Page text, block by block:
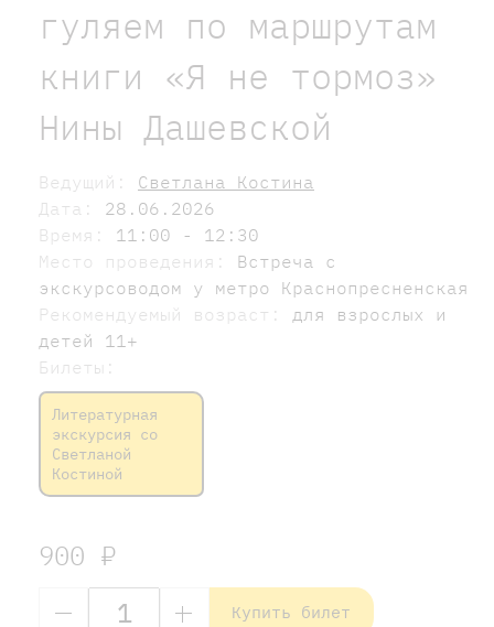
гуляем по маршрутам
книги «Я не тормоз»
Нины Дашевской
Ведущий: Светлана Костина
Дата: 28.06.2026
Время: 11:00 - 12:30
Место проведения: Встреча с
экскурсоводом у метро Краснопресненская
Рекомендуемый возраст: для взрослых и
детей 11+
Билеты:
Литературная
экскурсия со
Светланой
Костиной
900 ₽
Купить билет